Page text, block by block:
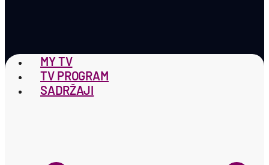
MY TV
TV PROGRAM
SADRŽAJI